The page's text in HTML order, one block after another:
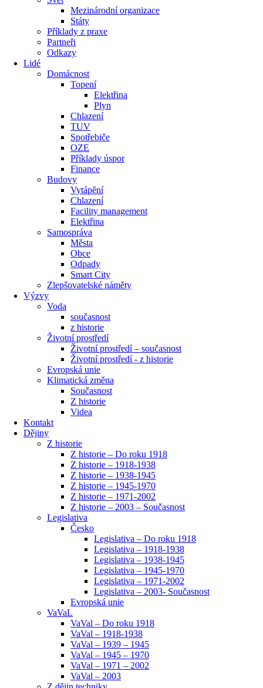
Mezinárodní organizace
Státy
Příklady z praxe
Partneři
Odkazy
Lidé
Domácnost
Topení
Elektřina
Plyn
Chlazení
TUV
Spotřebiče
OZE
Příklady úspor
Finance
Budovy
Vytápění
Chlazení
Facility management
Elektřina
Samospráva
Města
Obce
Odpady
Smart City
Zlepšovatelské náměty
Výzvy
Voda
současnost
z historie
Životní prostředí
Životní prostředí – současnost
Životní prostředí ​- z historie
Evropská unie
Klimatická změna
Současnost
Z historie
Videa
Kontakt
Dějiny
Z historie
Z historie – Do roku 1918
Z historie – 1918-1938
Z historie – 1938-1945
Z historie – 1945-1970
Z historie – 1971-2002
Z historie – 2003 – Současnost
Legislativa
Česko
Legislativa – Do roku 1918
Legislativa – 1918-1938
Legislativa – 1938-1945
Legislativa – 1945-1970
Legislativa – 1971-2002
Legislativa – 2003- Současnost
Evropská unie
VaVaL
VaVal – Do roku 1918
VaVal – 1918-1938
VaVal – 1939 – 1945
VaVal – 1945 – 1970
VaVal – 1971 – 2002
VaVal – 2003